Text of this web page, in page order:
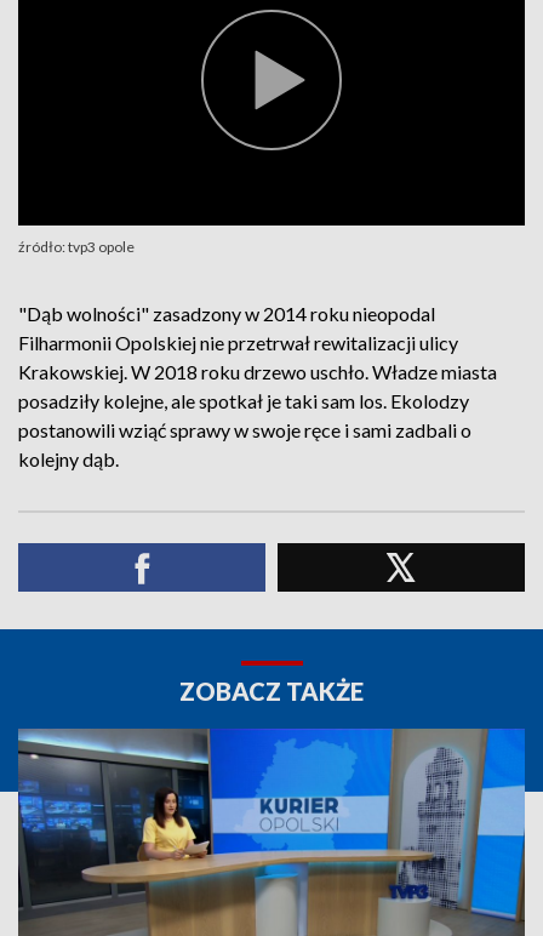
źródło: tvp3 opole
"Dąb wolności" zasadzony w 2014 roku nieopodal
Filharmonii Opolskiej nie przetrwał rewitalizacji ulicy
Krakowskiej. W 2018 roku drzewo uschło. Władze miasta
posadziły kolejne, ale spotkał je taki sam los. Ekolodzy
postanowili wziąć sprawy w swoje ręce i sami zadbali o
kolejny dąb.
ZOBACZ TAKŻE